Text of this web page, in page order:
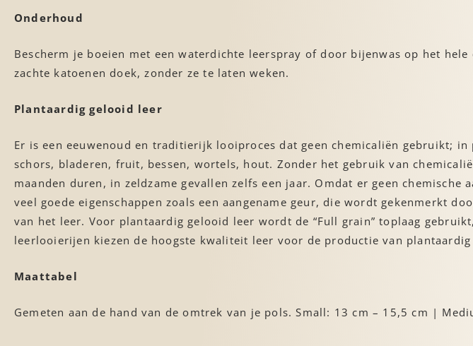
Onderhoud
Bescherm je boeien met een waterdichte leerspray of door bijenwas op het
zachte katoenen doek, zonder ze te laten weken.
Plantaardig gelooid leer
Er is een eeuwenoud en traditierijk looiproces dat geen chemicaliën gebruikt;
schors, bladeren, fruit, bessen, wortels, hout. Zonder het gebruik van
maanden duren, in zeldzame gevallen zelfs een jaar. Omdat er geen
veel goede eigenschappen zoals een aangename geur, die wordt gekenmerkt
van het leer. Voor plantaardig gelooid leer wordt de “Full grain” toplaag
leerlooierijen kiezen de hoogste kwaliteit leer voor de productie van
Maattabel
Gemeten aan de hand van de omtrek van je pols. Small: 13 cm – 15,5 cm |